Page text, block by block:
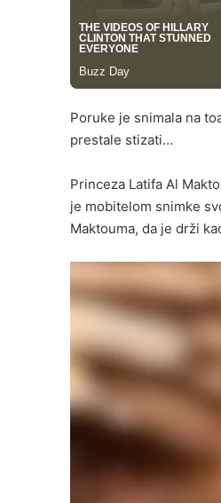
Poruke je snimala na
prestale stizati…
Princeza Latifa Al
je mobitelom snimke
Maktouma, da je drži